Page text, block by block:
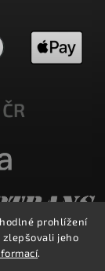
prohlížení
zlepšovali jeho
.